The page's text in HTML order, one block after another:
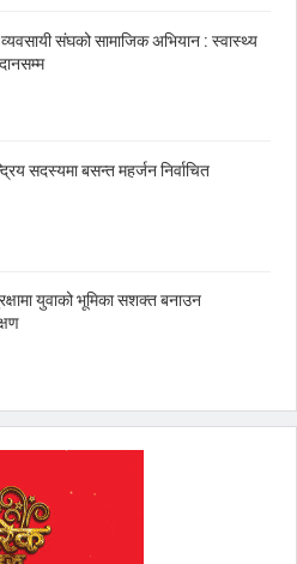
संघको सामाजिक अभियान : स्वास्थ्य
सदस्यमा बसन्त महर्जन निर्वाचित
युवाको भूमिका सशक्त बनाउन